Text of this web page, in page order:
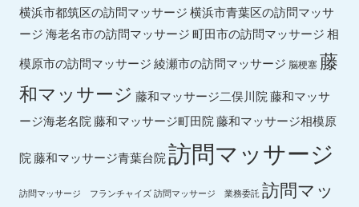
横浜市都筑区の訪問マッサージ横浜市青葉区の訪問マッサ
ージ海老名市の訪問マッサージ町田市の訪問マッサージ相
模原市の訪問マッサージ綾瀬市の訪問マッサージ 脳梗塞藤
和マッサージ 藤和マッサージ二俣川院藤和マッサ
ージ海老名院藤和マッサージ町田院藤和マッサージ相模原
院藤和マッサージ青葉台院訪問マッサージ
訪問マッサージ フランチャイズ 訪問マッサージ 業務委託 訪問マッ